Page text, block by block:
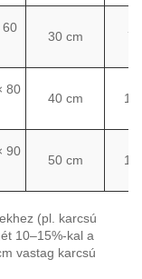
60
30 cm
80
40 cm
90
50 cm
(pl. karcsú
10–15%-kal a
vastag karcsú